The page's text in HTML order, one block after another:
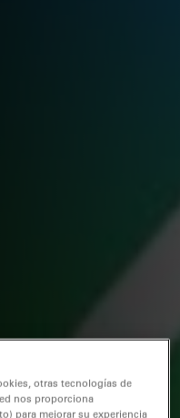
otras tecnologías de
nos proporciona
para mejorar su experiencia